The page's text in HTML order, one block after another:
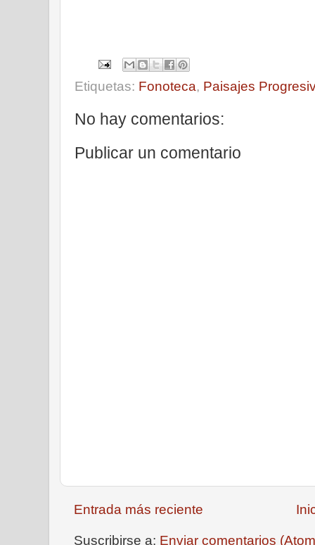
Etiquetas: Fonoteca, Paisajes
No hay comentarios:
Publicar un comentario
Entrada más reciente
Suscribirse a: Enviar comentarios